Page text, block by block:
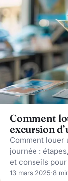
Comment
excursion
Comment louer
journée :
et conseils
13 mars 2025·8